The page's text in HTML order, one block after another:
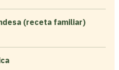
(receta familiar)